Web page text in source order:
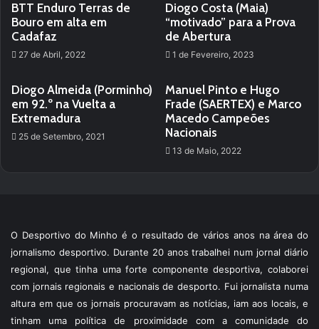
BTT Enduro Terras de
Bouro em alta em
Cadafaz
27 de Abril, 2022
Diogo Costa (Maia)
“motivado” para a Prova
de Abertura
1 de Fevereiro, 2023
Diogo Almeida (Porminho)
em 92.º na Vuelta a
Extremadura
25 de Setembro, 2021
Manuel Pinto e Hugo
Frade (SAERTEX) e Marco
Macedo Campeões
Nacionais
13 de Maio, 2022
O Desportivo do Minho é o resultado de vários anos na área do
jornalismo desportivo. Durante 20 anos trabalhei num jornal diário
regional, que tinha uma forte componente desportiva, colaborei
com jornais regionais e nacionais de desporto. Fui jornalista numa
altura em que os jornais procuravam as notícias, iam aos locais, e
tinham uma política de proximidade com a comunidade do